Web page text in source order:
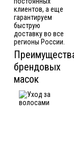
клиентов, а еще
гарантируем
быструю
доставку во все
регионы России.
брендовых
масок